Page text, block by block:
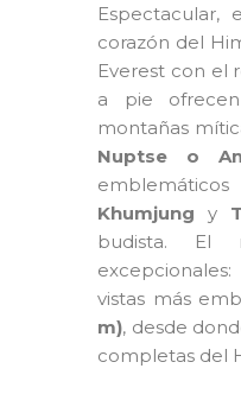
Espectacular,
corazón del
Everest con el
a pie
montañas
Nuptse o
Khumjung y
budista. El
excepcionales:
vistas más
m), desde
completas del